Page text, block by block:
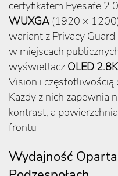
certyfikatem Eyesafe
WUXGA (1920 ×
wariant z Privacy
w miejscach
wyświetlacz OLED 2.8K
Vision i częstotliwością
Każdy z nich zapewnia
kontrast, a
frontu
Wydajność